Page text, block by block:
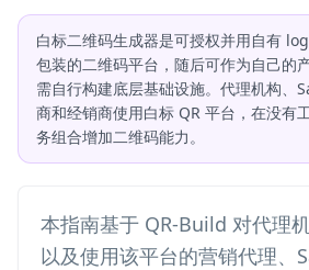
白标二维码生成器是可授权并用自有
包装的二维码平台，随后可作为自己的
需自行构建底层基础设施。代理机构、
商和经销商使用白标 QR 平台，在没有
务组合增加二维码能力。
本指南基于 QR-Build 对代理
以及使用该平台的营销代理、